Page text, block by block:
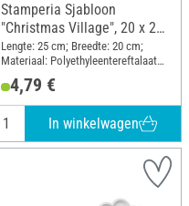
Stamperia Sjabloon
"Christmas Village", 20 x 25
cm
Lengte: 25 cm; Breedte: 20 cm;
Materiaal: Polyethyleentereftalaat
(PET)
4,79 €
In winkelwagen